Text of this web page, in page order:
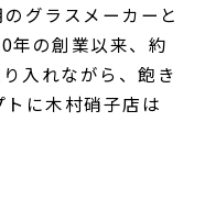
グラスメーカーと
年の創業以来、約
入れながら、飽き
に木村硝子店は